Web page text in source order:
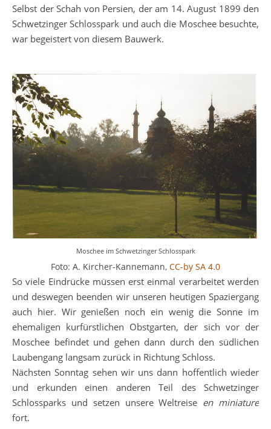
Selbst der Schah von Persien, der am 14. August 1899 den
Schwetzinger Schlosspark und auch die Moschee besuchte,
war begeistert von diesem Bauwerk.
Moschee im Schwetzinger Schlosspark
Foto: A. Kircher-Kannemann, CC-by SA 4.0
So viele Eindrücke müssen erst einmal verarbeitet werden
und deswegen beenden wir unseren heutigen Spaziergang
auch hier. Wir genießen noch ein wenig die Sonne im
ehemaligen kurfürstlichen Obstgarten, der sich vor der
Moschee befindet und gehen dann durch den südlichen
Laubengang langsam zurück in Richtung Schloss.
Nächsten Sonntag sehen wir uns dann hoffentlich wieder
und erkunden einen anderen Teil des Schwetzinger
Schlossparks und setzen unsere Weltreise en miniature
fort.